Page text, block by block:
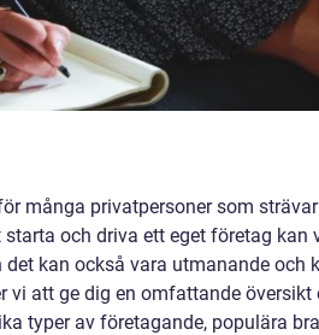
många privatpersoner som
och driva ett eget företag kan
kan också vara utmanande och
vi att ge dig en omfattande översikt
typer av företagande, populära